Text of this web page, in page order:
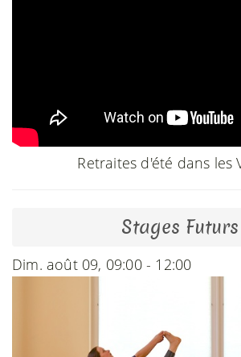
Retraites d'été dans les
Stages Futurs
Dim. août 09, 09:00 - 12:00